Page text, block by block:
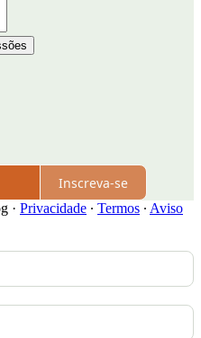
Inscreva-se
· Privacidade ∙ Termos ∙ Aviso